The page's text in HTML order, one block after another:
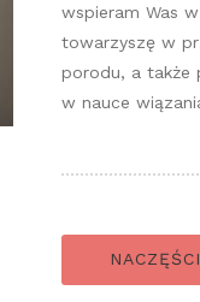
wspieram Was
towarzyszę w
porodu, a także
w nauce